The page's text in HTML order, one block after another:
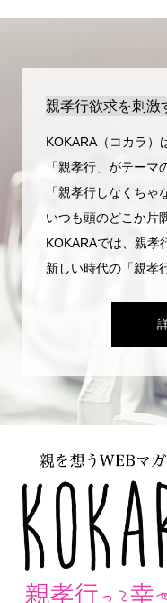
親孝行欲求を刺激
KOKARA（コカラ）
「親孝行」がテーマ
「親孝行しなくちゃ
いつも頭のどこか片
KOKARAでは、親孝
新しい時代の「親孝